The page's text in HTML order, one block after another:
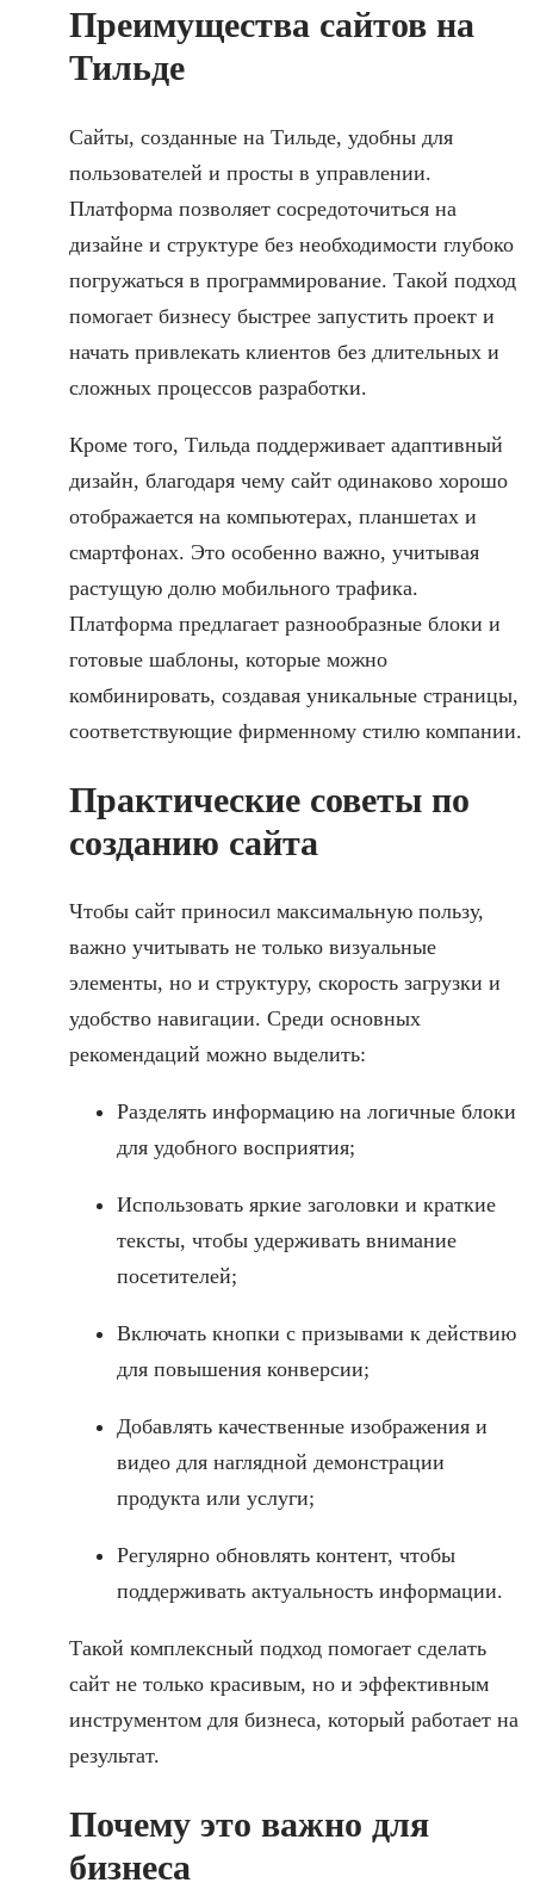
Преимущества сайтов на
Тильде
Сайты, созданные на Тильде, удобны для
пользователей и просты в управлении.
Платформа позволяет сосредоточиться на
дизайне и структуре без необходимости глубоко
погружаться в программирование. Такой подход
помогает бизнесу быстрее запустить проект и
начать привлекать клиентов без длительных и
сложных процессов разработки.
Кроме того, Тильда поддерживает адаптивный
дизайн, благодаря чему сайт одинаково хорошо
отображается на компьютерах, планшетах и
смартфонах. Это особенно важно, учитывая
растущую долю мобильного трафика.
Платформа предлагает разнообразные блоки и
готовые шаблоны, которые можно
комбинировать, создавая уникальные страницы,
соответствующие фирменному стилю компании.
Практические советы по
созданию сайта
Чтобы сайт приносил максимальную пользу,
важно учитывать не только визуальные
элементы, но и структуру, скорость загрузки и
удобство навигации. Среди основных
рекомендаций можно выделить:
Разделять информацию на логичные блоки
для удобного восприятия;
Использовать яркие заголовки и краткие
тексты, чтобы удерживать внимание
посетителей;
Включать кнопки с призывами к действию
для повышения конверсии;
Добавлять качественные изображения и
видео для наглядной демонстрации
продукта или услуги;
Регулярно обновлять контент, чтобы
поддерживать актуальность информации.
Такой комплексный подход помогает сделать
сайт не только красивым, но и эффективным
инструментом для бизнеса, который работает на
результат.
Почему это важно для
бизнеса